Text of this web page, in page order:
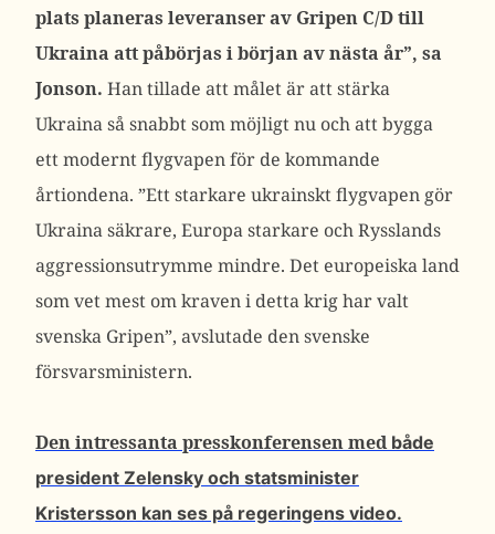
plats planeras leveranser av Gripen C/D till
Ukraina att påbörjas i början av nästa år”, sa
Jonson. Han tillade att målet är att stärka
Ukraina så snabbt som möjligt nu och att bygga
ett modernt flygvapen för de kommande
årtiondena. ”Ett starkare ukrainskt flygvapen gör
Ukraina säkrare, Europa starkare och Rysslands
aggressionsutrymme mindre. Det europeiska land
som vet mest om kraven i detta krig har valt
svenska Gripen”, avslutade den svenske
försvarsministern.
Den intressanta presskonferensen medbåde
president Zelensky och statsminister
Kristersson kan ses på regeringens video.